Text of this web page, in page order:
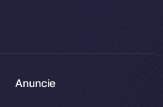
Anuncie